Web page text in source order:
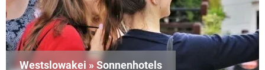
Westslowakei » Sonnenhotels